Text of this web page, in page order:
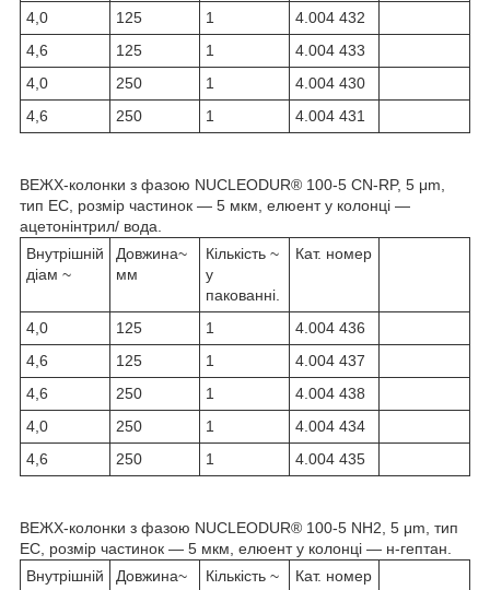
4,0 125 1
4.004 432
4,6
125 1
4.004 433
4,0
250 1
4.004 430
4,6
250 1 4.004 431
ВЕЖХ-колонки з фазою NUCLEODUR® 100-5 CN-RP, 5 μm,
тип EC, розмір частинок — 5 мкм, елюент у колонці —
ацетонінтрил/ вода.
Внутрішній
діам ~
Довжина~
мм
Кількість ~
у
пакованні.
Кат. номер
4,0 125 1
4.004 436
4,6
125 1
4.004 437
4,6
250 1
4.004 438
4,0
250 1
4.004 434
4,6
250 1 4.004 435
ВЕЖХ-колонки з фазою NUCLEODUR® 100-5 NH2, 5 μm, тип
EC, розмір частинок — 5 мкм, елюент у колонці — н-гептан.
Внутрішній
Довжина~
Кількість ~
Кат. номер